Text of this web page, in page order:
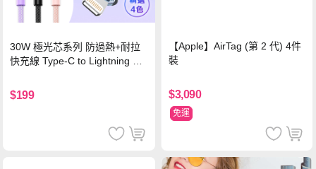
30W 極光芯系列 防過熱+耐拉
快充線 Type-C to Lightning 傳
$199
【Apple】AirTag (第 2 代) 4件
裝
$3,090
免運